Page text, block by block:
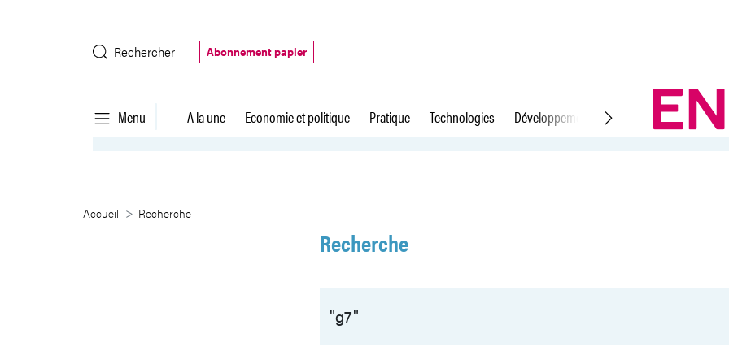
Rechercher
Abonnement papier
Menu A la une Economie et politique Pratique Technologies Développement durable Droit du travail
Recherche
Accueil Recherche
Recherche